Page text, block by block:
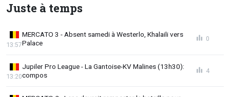
Juste à temps
MERCATO 3 - Absent samedi à Westerlo, Khalaili vers
Palace
13:57
0
Jupiler Pro League - La Gantoise-KV Malines (13h30):
compos
13:20
4